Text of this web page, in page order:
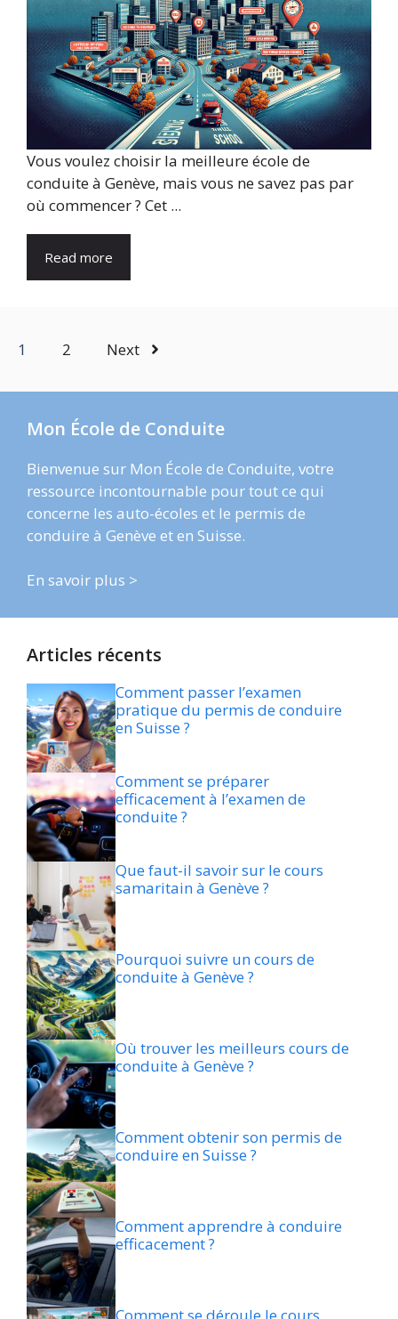
Vous voulez choisir la meilleure école de
conduite à Genève, mais vous ne savez pas par
où commencer ? Cet ...
Read more
1 2 Next
Mon École de Conduite
Bienvenue sur Mon École de Conduite, votre
ressource incontournable pour tout ce qui
concerne les auto-écoles et le permis de
conduire à Genève et en Suisse.
En savoir plus >
Articles récents
Comment passer l’examen
pratique du permis de conduire
en Suisse ?
Comment se préparer
efficacement à l’examen de
conduite ?
Que faut-il savoir sur le cours
samaritain à Genève ?
Pourquoi suivre un cours de
conduite à Genève ?
Où trouver les meilleurs cours de
conduite à Genève ?
Comment obtenir son permis de
conduire en Suisse ?
Comment apprendre à conduire
efficacement ?